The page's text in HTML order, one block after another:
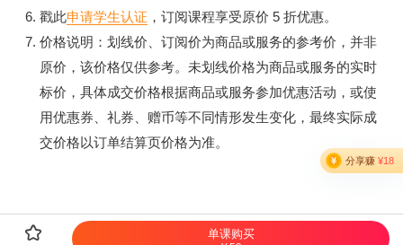
戳此申请学生认证 ，订阅课程享受原价 5 折优惠。
价格说明：划线价、订阅价为商品或服务的参考价，并非
原价，该价格仅供参考。未划线价格为商品或服务的实时
标价，具体成交价格根据商品或服务参加优惠活动，或使
用优惠券、礼券、赠币等不同情形发生变化，最终实际成
交价格以订单结算页价格为准。
 单课购买